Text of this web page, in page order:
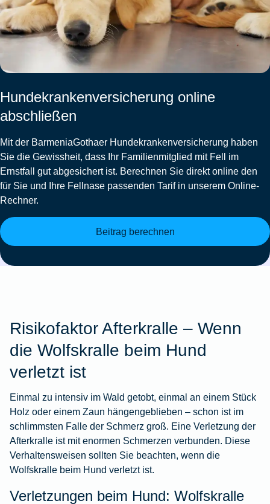
Hundekrankenversicherung online
abschließen
Mit der BarmeniaGothaer Hundekrankenversicherung haben
Sie die Gewissheit, dass Ihr Familienmitglied mit Fell im
Ernstfall gut abgesichert ist. Berechnen Sie direkt online den
für Sie und Ihre Fellnase passenden Tarif in unserem Online-
Rechner.
Beitrag berechnen
Risikofaktor Afterkralle – Wenn
die Wolfskralle beim Hund
verletzt ist
Einmal zu intensiv im Wald getobt, einmal an einem Stück
Holz oder einem Zaun hängengeblieben – schon ist im
schlimmsten Falle der Schmerz groß. Eine Verletzung der
Afterkralle ist mit enormen Schmerzen verbunden. Diese
Verhaltensweisen sollten Sie beachten, wenn die
Wolfskralle beim Hund verletzt ist.
Verletzungen beim Hund: Wolfskralle